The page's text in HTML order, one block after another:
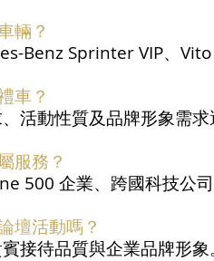
輛？
Benz Sprinter VIP、
車？
活動性質及品牌形象需
服務？
500 企業、跨國科技公
壇活動嗎？
接待品質與企業品牌形象